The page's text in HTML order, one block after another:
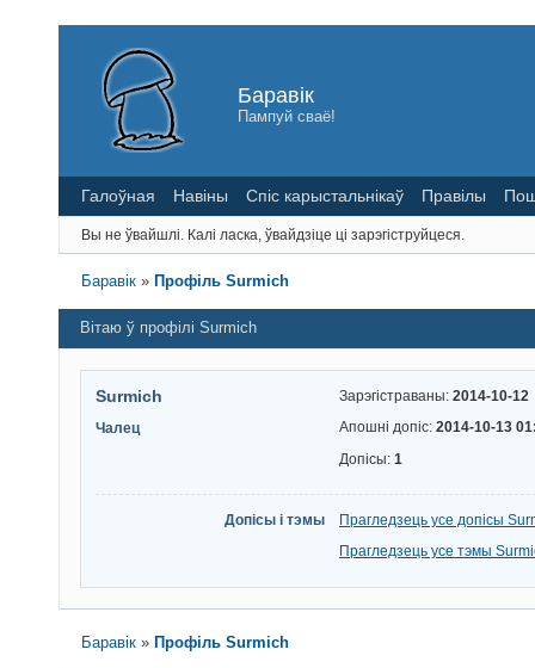
Баравік
Пампуй сваё!
Галоўная Навіны Спіс карыстальнікаў Правілы
Вы не ўвайшлі. Калі ласка, ўвайдзіце ці зарэгіструйцеся.
Баравік » Профіль Surmich
Вітаю ў профілі Surmich
Surmich
Чалец
Зарэгістраваны: 2014-10-12
Апошні допіс: 2014-10-13
Допісы: 1
Допісы і тэмы
Прагледзець усе допісы
Прагледзець усе тэмы
Баравік » Профіль Surmich